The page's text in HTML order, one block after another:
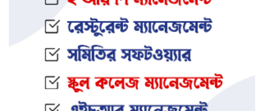
তিনজনের মৃত্যুদণ্ড
করে যুবকের আত্মহ ত্যা